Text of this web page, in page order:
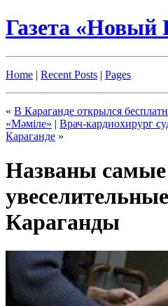
Газета «Новый
Home | Recent Posts | Pages
« В Караганде открылся
«Мәміле» | Врач-кардиохирург
Караганде »
Названы
Караганды